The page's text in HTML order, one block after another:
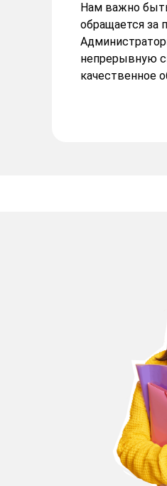
Нам важно
обращается за
непрерывную
качественное